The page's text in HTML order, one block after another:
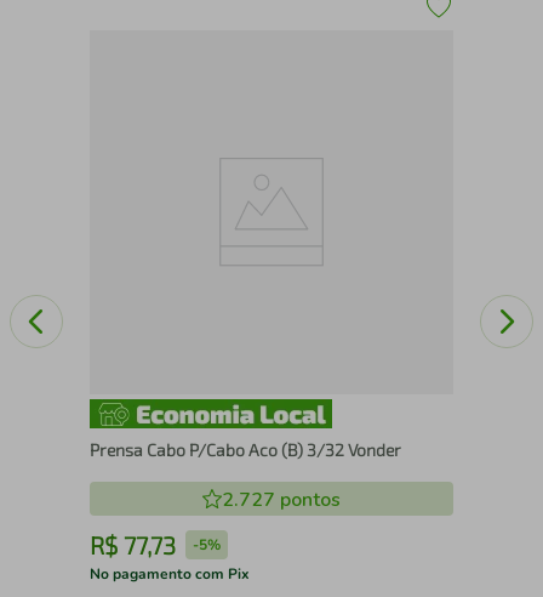
Prensa Cabo P/Cabo Aco (B) 3/32 Vonder
2.727 pontos
R$ 77,73 -5%
No pagamento com Pix